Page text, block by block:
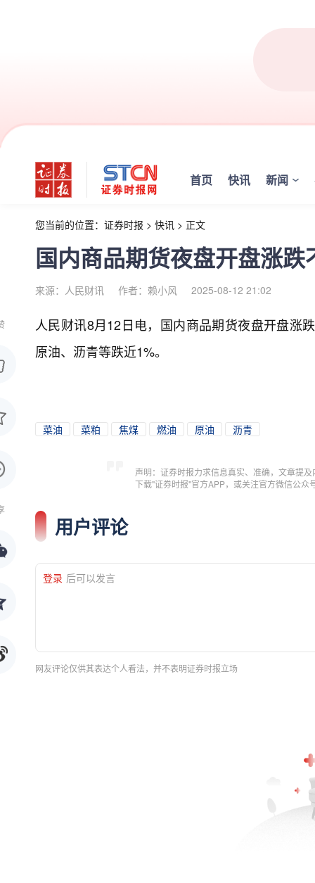
首页 快讯 新闻
您当前的位置： 证券时报 > 快讯 > 正文
国内商品期货夜盘开盘涨
来源：人民财讯 作者：赖小风 2025-08-12 21:02
人民财讯8月12日电， 国内商品期货夜盘开盘涨
原油、沥青等跌近1%。
菜油 菜粕 焦煤 燃油 原油 沥青
声明：证券时报力求信息真实、准确，文章提
下载"证券时报"官方APP，或关注官方微信公
用户评论
登录 后可以发言
网友评论仅供其表达个人看法，并不表明证券时报立场